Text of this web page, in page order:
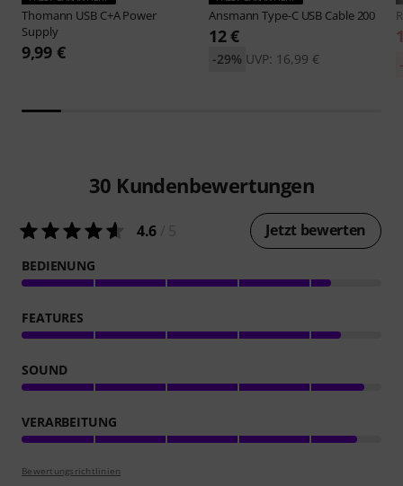
Thomann USB C+A Power
Supply
9,99 €
AnsmannType-C USB Cable 200
12 €
UVP: 16,99 €
-29%
30 Kundenbewertungen
4.6 Jetzt bewerten
BEDIENUNG
FEATURES
SOUND
VERARBEITUNG
Bewertungsrichtlinien